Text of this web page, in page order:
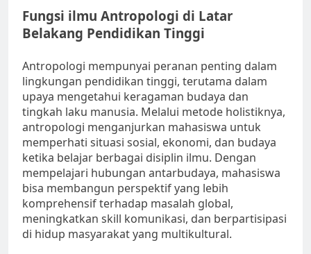
Fungsi ilmu Antropologi di Latar
Belakang Pendidikan Tinggi
Antropologi mempunyai peranan penting dalam
lingkungan pendidikan tinggi, terutama dalam
upaya mengetahui keragaman budaya dan
tingkah laku manusia. Melalui metode holistiknya,
antropologi menganjurkan mahasiswa untuk
memperhati situasi sosial, ekonomi, dan budaya
ketika belajar berbagai disiplin ilmu. Dengan
mempelajari hubungan antarbudaya, mahasiswa
bisa membangun perspektif yang lebih
komprehensif terhadap masalah global,
meningkatkan skill komunikasi, dan berpartisipasi
di hidup masyarakat yang multikultural.